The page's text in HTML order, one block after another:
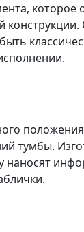
которое
тумбы.
наносят